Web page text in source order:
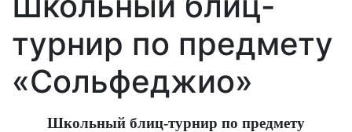
турнир по предмету
«Сольфеджио»
Школьный блиц-турнир по предмету